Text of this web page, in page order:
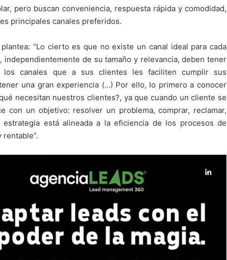
pero buscan conveniencia, respuesta rápida y comodidad,
principales canales preferidos.
“Lo cierto es que no existe un canal ideal para cada
independientemente de su tamaño y relevancia, deben tener
canales que a sus clientes les faciliten cumplir sus
una gran experiencia (…) Por ello, lo primero a conocer
necesitan nuestros clientes?, ya que cuando un cliente se
con un objetivo: resolver un problema, comprar, reclamar,
está alineada a la eficiencia de los procesos de
rentable”.